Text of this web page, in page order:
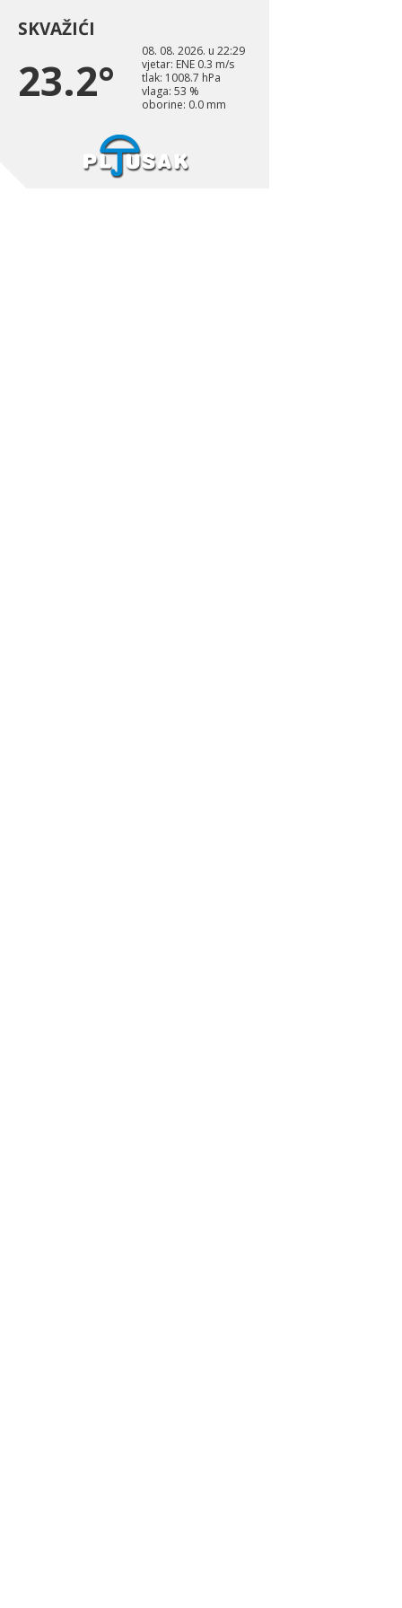
SKVAŽIĆI
23.2°
08. 08. 2026. u 22:29
vjetar: ENE 0.3 m/s
tlak: 1008.7 hPa
vlaga: 53 %
oborine: 0.0 mm